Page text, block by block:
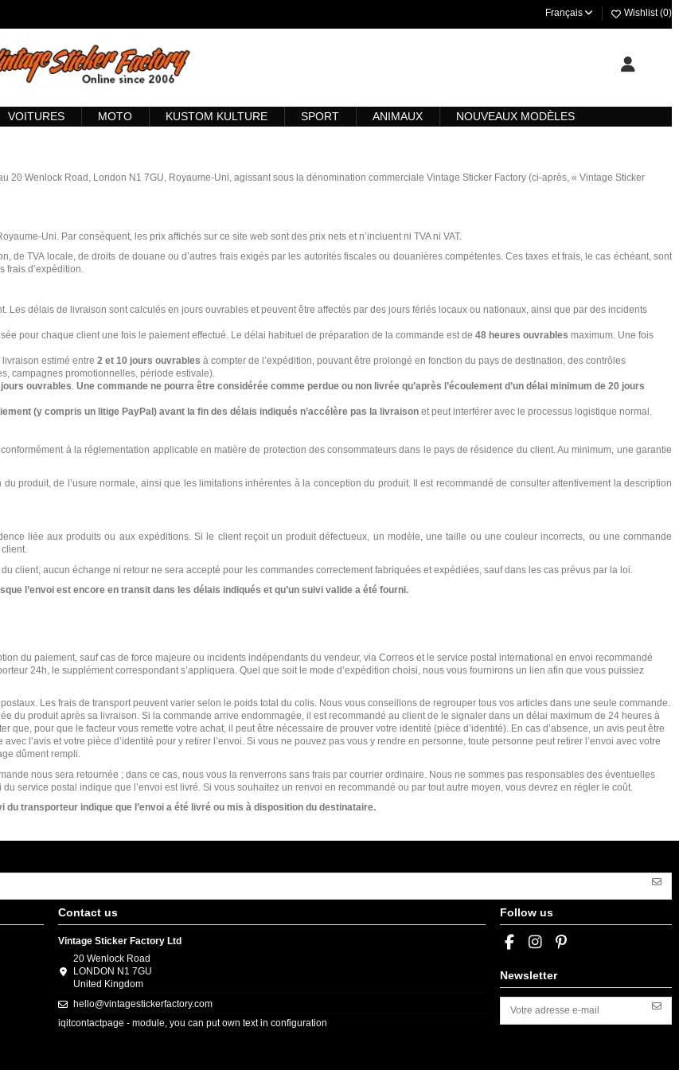
Français Wishlist (0)
VOITURES MOTO KUSTOM KULTURE SPORT ANIMAUX NOUVEAUX MODÈLES
20 Wenlock Road, London N1 7GU, Royaume-Uni, agissant sous la dénomination commerciale Vintage Sticker Factory (ci-après, « Vintage Sticker
Uni. Par conséquent, les prix affichés sur ce site web sont des prix nets et n’incluent ni TVA ni VAT.
de TVA locale, de droits de douane ou d’autres frais exigés par les autorités fiscales ou douanières compétentes. Ces taxes et frais, le cas échéant, sont
frais d’expédition.
délais de livraison sont calculés en jours ouvrables et peuvent être affectés par des jours fériés locaux ou nationaux, ainsi que par des incidents
pour chaque client une fois le paiement effectué. Le délai habituel de préparation de la commande est de 48 heures ouvrables maximum. Une fois
estimé entre 2 et 10 jours ouvrables à compter de l’expédition, pouvant être prolongé en fonction du pays de destination, des contrôles
campagnes promotionnelles, période estivale).
ouvrables. Une commande ne pourra être considérée comme perdue ou non livrée qu’après l’écoulement d’un délai minimum de 20 jours
(y compris un litige PayPal) avant la fin des délais indiqués n’accélère pas la livraison et peut interférer avec le processus logistique normal.
à la réglementation applicable en matière de protection des consommateurs dans le pays de résidence du client. Au minimum, une garantie
produit, de l’usure normale, ainsi que les limitations inhérentes à la conception du produit. Il est recommandé de consulter attentivement la description
liée aux produits ou aux expéditions. Si le client reçoit un produit défectueux, un modèle, une taille ou une couleur incorrects, ou une commande
client, aucun échange ni retour ne sera accepté pour les commandes correctement fabriquées et expédiées, sauf dans les cas prévus par la loi.
l’envoi est encore en transit dans les délais indiqués et qu’un suivi valide a été fourni.
du paiement, sauf cas de force majeure ou incidents indépendants du vendeur, via Correos et le service postal international en envoi recommandé
24h, le supplément correspondant s’appliquera. Quel que soit le mode d’expédition choisi, nous vous fournirons un lien afin que vous puissiez
Les frais de transport peuvent varier selon le poids total du colis. Nous vous conseillons de regrouper tous vos articles dans une seule commande.
du produit après sa livraison. Si la commande arrive endommagée, il est recommandé au client de le signaler dans un délai maximum de 24 heures à
pour que le facteur vous remette votre achat, il peut être nécessaire de prouver votre identité (pièce d’identité). En cas d’absence, un avis peut être
l’avis et votre pièce d’identité pour y retirer l’envoi. Si vous ne pouvez pas vous y rendre en personne, toute personne peut retirer l’envoi avec votre
dûment rempli.
nous sera retournée ; dans ce cas, nous vous la renverrons sans frais par courrier ordinaire. Nous ne sommes pas responsables des éventuelles
service postal indique que l’envoi est livré. Si vous souhaitez un renvoi en recommandé ou par tout autre moyen, vous devrez en régler le coût.
transporteur indique que l’envoi a été livré ou mis à disposition du destinataire.
Contact us
Vintage Sticker Factory Ltd
20 Wenlock Road
LONDON N1 7GU
United Kingdom
hello@vintagestickerfactory.com
iqitcontactpage - module, you can put own text in configuration
Follow us
Newsletter